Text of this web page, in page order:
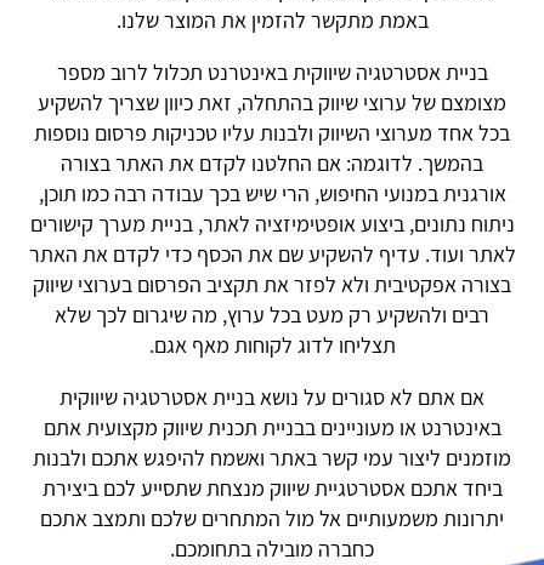
באמת מתקשר להזמין את המוצר שלנו.
בניית אסטרטגיה שיווקית באינטרנט תכלול לרוב מספר
מצומצם של ערוצי שיווק בהתחלה, זאת כיוון שצריך להשקיע
בכל אחד מערוצי השיווק ולבנות עליו טכניקות פרסום נוספות
בהמשך. לדוגמה: אם החלטנו לקדם את האתר בצורה
אורגנית במנועי החיפוש, הרי שיש בכך עבודה רבה כמו תוכן,
ניתוח נתונים, ביצוע אופטימיזציה לאתר, בניית מערך קישורים
לאתר ועוד. עדיף להשקיע שם את הכסף כדי לקדם את האתר
בצורה אפקטיבית ולא לפזר את תקציב הפרסום בערוצי שיווק
רבים ולהשקיע רק מעט בכל ערוץ, מה שיגרום לכך שלא
תצליחו לדוג לקוחות מאף אגם.
אם אתם לא סגורים על נושא בניית אסטרטגיה שיווקית
באינטרנט או מעוניינים בבניית תכנית שיווק מקצועית אתם
מוזמנים ליצור עמי קשר באתר ואשמח להיפגש אתכם ולבנות
ביחד אתכם אסטרטגיית שיווק מנצחת שתסייע לכם ביצירת
יתרונות משמעותיים אל מול המתחרים שלכם ותמצב אתכם
כחברה מובילה בתחומכם.